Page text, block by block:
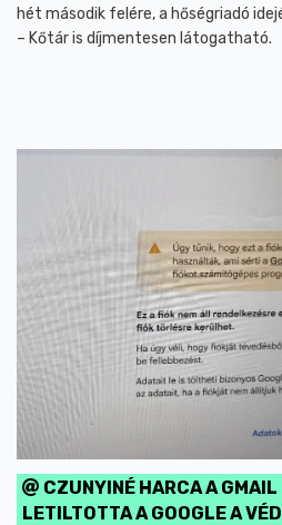
hét második felére, a hőségriadó
– Kőtár is díjmentesen látogatható.
CZUNYINÉ HARCA A
LETILTOTTA A GOOGLE A